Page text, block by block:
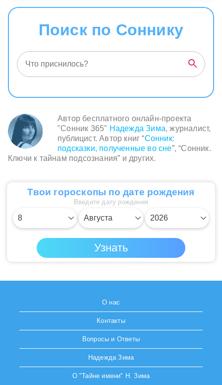
Поиск по Соннику
Автор бесплатного онлайн-проекта
"Сонник 365" Надежда Зима, журналист,
публицист. Автор книг “Сонник:
подсказки, полученные во сне”, “Сонник.
Ключи к тайнам подсознания” и других.
Твои гороскопы по дате рождения
Введите дату рождения
О нас
Контакты
Вопросы и Ответы
Надежда Зима
О "Тайне имени" Н. Зима